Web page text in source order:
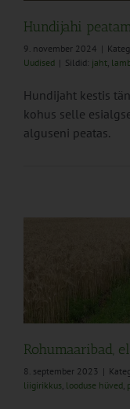
Hundijahi
9. november 2024 |
Uudised | Sildid: jaht,
Hundijaht kestis
kohus selle
alguseni peatas.
Rohumaaribad,
8. september 2023 |
liigirikkus, looduse hüved,